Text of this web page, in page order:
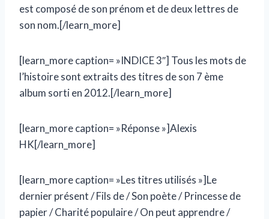
est composé de son prénom et de deux lettres de
son nom.[/learn_more]
[learn_more caption= »INDICE 3″] Tous les mots de
l’histoire sont extraits des titres de son 7 ème
album sorti en 2012.[/learn_more]
[learn_more caption= »Réponse »]Alexis
HK[/learn_more]
[learn_more caption= »Les titres utilisés »]Le
dernier présent / Fils de / Son poète / Princesse de
papier / Charité populaire / On peut apprendre /